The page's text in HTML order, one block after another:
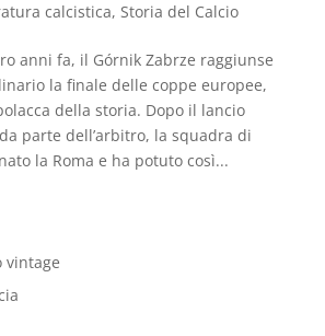
calcistica, Storia del Calcio
anni fa, il Górnik Zabrze raggiunse
la finale delle coppe europee,
della storia. Dopo il lancio
parte dell’arbitro, la squadra di
la Roma e ha potuto così...
vintage